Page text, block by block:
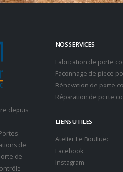
depuis
de
de
NOS SERVICES
Fabrication de porte
Façonnage de pièce
Rénovation de porte
Réparation de porte
LIENS UTILES
Atelier Le Boulluec
Facebook
Instagram